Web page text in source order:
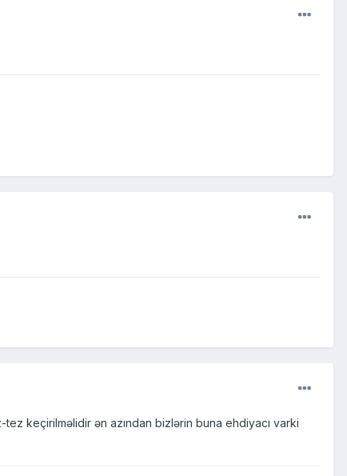
keçirilməlidir ən azından bizlərin buna ehdiyacı varki